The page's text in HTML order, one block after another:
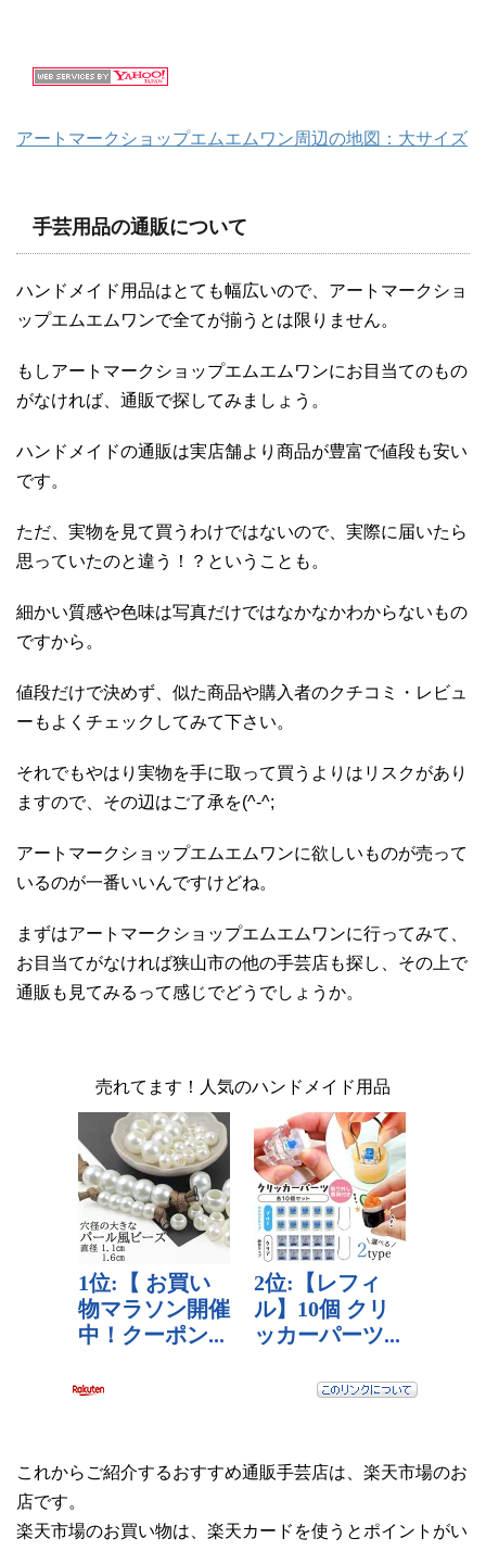
アートマークショップエムエムワン周辺の地図：大サイズ
手芸用品の通販について
ハンドメイド用品はとても幅広いので、アートマークショ
ップエムエムワンで全てが揃うとは限りません。
もしアートマークショップエムエムワンにお目当てのもの
がなければ、通販で探してみましょう。
ハンドメイドの通販は実店舗より商品が豊富で値段も安い
です。
ただ、実物を見て買うわけではないので、実際に届いたら
思っていたのと違う！？ということも。
細かい質感や色味は写真だけではなかなかわからないもの
ですから。
値段だけで決めず、似た商品や購入者のクチコミ・レビュ
ーもよくチェックしてみて下さい。
それでもやはり実物を手に取って買うよりはリスクがあり
ますので、その辺はご了承を(^-^;
アートマークショップエムエムワンに欲しいものが売って
いるのが一番いいんですけどね。
まずはアートマークショップエムエムワンに行ってみて、
お目当てがなければ狭山市の他の手芸店も探し、その上で
通販も見てみるって感じでどうでしょうか。
売れてます！人気のハンドメイド用品
これからご紹介するおすすめ通販手芸店は、楽天市場のお
店です。
楽天市場のお買い物は、楽天カードを使うとポイントがい